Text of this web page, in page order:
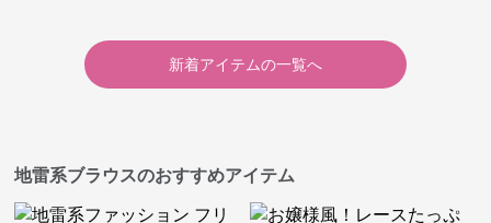
新着アイテムの一覧へ
地雷系ブラウスのおすすめアイテム